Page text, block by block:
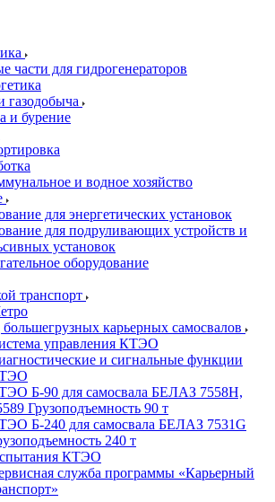
части для гидрогенераторов
газодобыча
и бурение
и водное хозяйство
для энергетических установок
для подруливающих устройств и
установок
оборудование
транспорт
карьерных самосвалов
управления КТЭО
и сигнальные функции
Б-90 для самосвала БЕЛАЗ 7558H,
Грузоподъемность 90 т
Б-240 для самосвала БЕЛАЗ 7531G
240 т
КТЭО
служба программы «Карьерный